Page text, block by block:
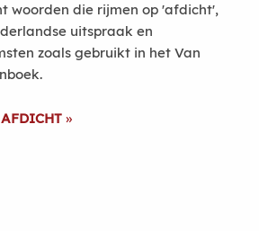
woorden die rijmen op 'afdicht',
uitspraak en
zoals gebruikt in het Van
AFDICHT